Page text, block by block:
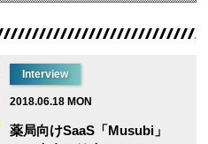
Interview
2018.06.18 MON
薬局向けSaaS「Musubi」